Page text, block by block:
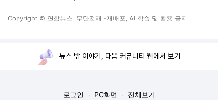
Copyright © 연합뉴스. 무단전재 -재배포, AI 학습 및 활용 금지
뉴스 밖 이야기, 다음 커뮤니티 웹에서 보기
로그인 PC화면 전체보기